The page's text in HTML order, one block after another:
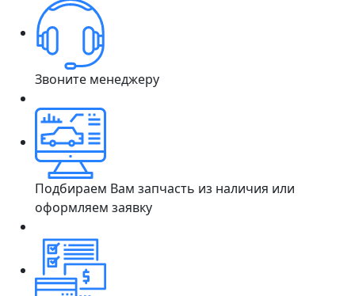
Звоните менеджеру
Подбираем Вам запчасть из наличия или
оформляем заявку